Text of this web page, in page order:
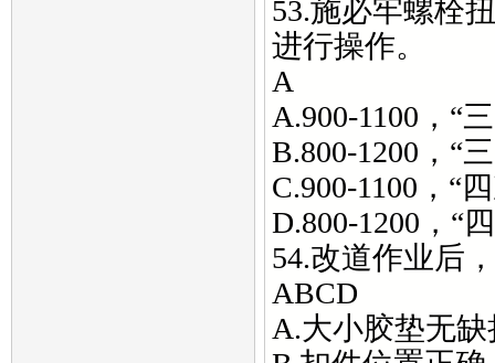
53.施必牢螺栓
进行操作。
A
A.900-1100，“
B.800-1200，“
C.900-1100，“
D.800-1200，“
54.改道作业后
ABCD
A.大小胶垫无